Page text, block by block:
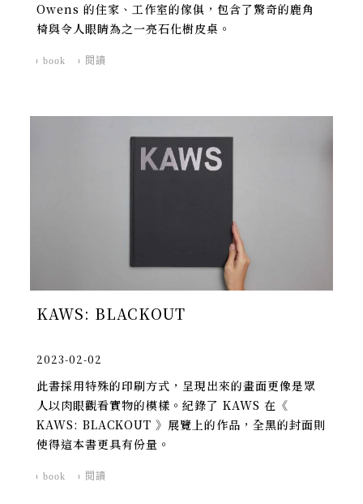
Owens 的住家、工作室的傢俱，包含了驚奇的鹿角
椅與令人眼睛為之一亮石化樹皮桌。
book 閱讀
KAWS: BLACKOUT
2023-02-02
此書採用特殊的印刷方式，呈現出來的畫面更像是眾
人以肉眼觀看實物的模樣。紀錄了 KAWS 在《
KAWS: BLACKOUT 》展覽上的作品，全黑的封面則
使得這本書更具有份量。
book 閱讀